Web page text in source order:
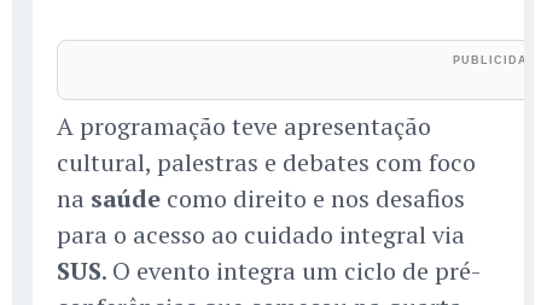
A programação teve apresentação
cultural, palestras e debates com foco
na saúde como direito e nos desafios
para o acesso ao cuidado integral via
SUS. O evento integra um ciclo de pré-